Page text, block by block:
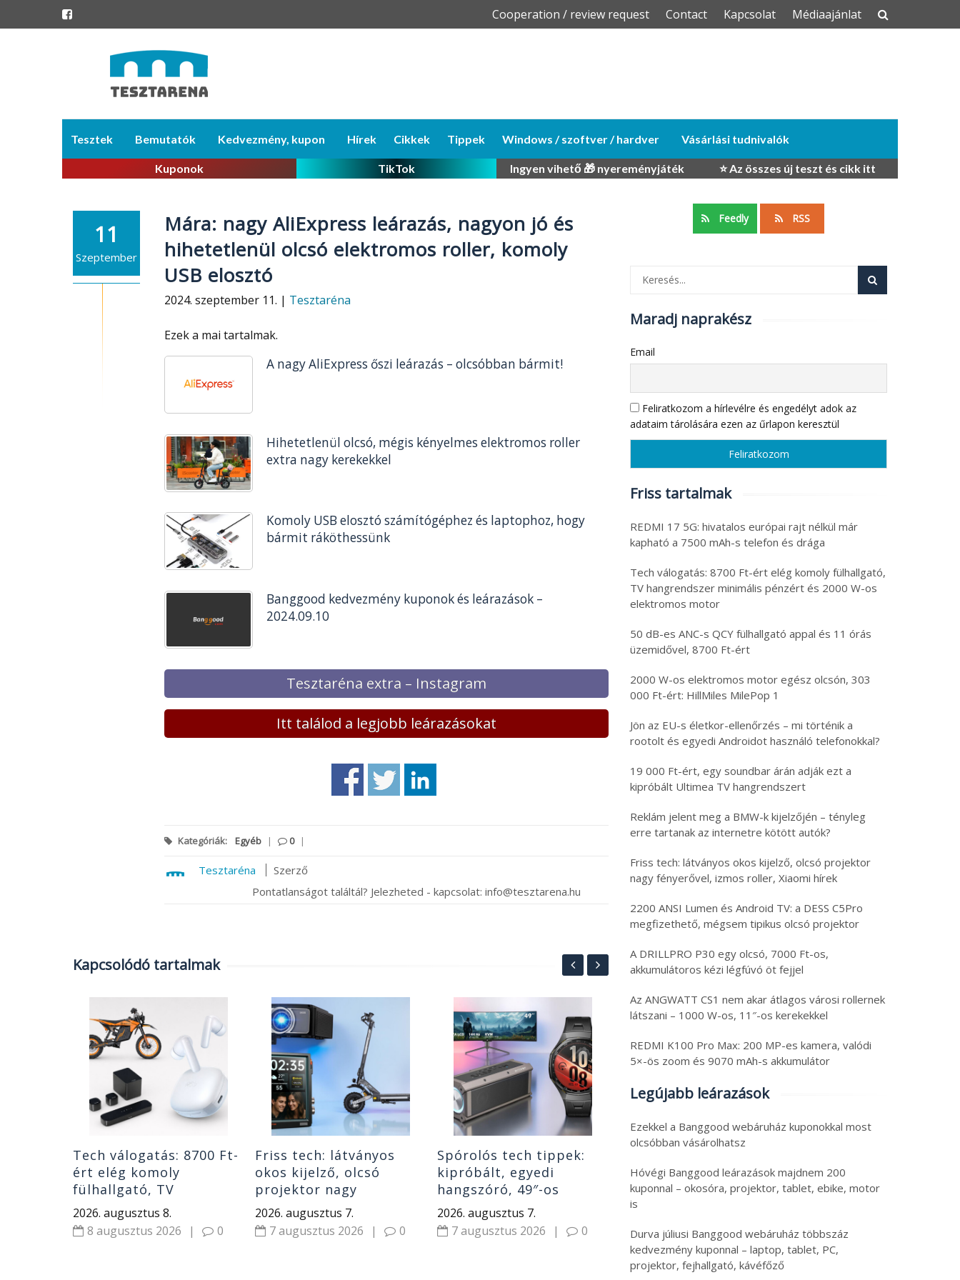
Skip
Cooperation / review request Contact Kapcsolat Médiaajánlat
content
Tesztek Bemutatók Kedvezmény, kupon Hírek Cikkek Tippek Windows / szoftver / hardver Vásárlási tudnivalók
Kuponok TikTok Ingyen vihető 🎁 nyereményjáték ⭐ Az összes új teszt és cikk itt
11
Szeptember
Mára: nagy AliExpress leárazás, nagyon jó és
hihetetlenül olcsó elektromos roller, komoly
USB elosztó
2024. szeptember 11. | Tesztaréna
Ezek a mai tartalmak.
A nagy AliExpress őszi leárazás – olcsóbban bármit!
Hihetetlenül olcsó, mégis kényelmes elektromos roller
extra nagy kerekekkel
Komoly USB elosztó számítógéphez és laptophoz, hogy
bármit ráköthessünk
Banggood kedvezmény kuponok és leárazások –
2024.09.10
Tesztaréna extra – Instagram
Itt találod a legjobb leárazásokat
Kategóriák: Egyéb | 0 |
Tesztaréna
Szerző
Pontatlanságot találtál? Jelezheted - kapcsolat: info@tesztarena.hu
Kapcsolódó tartalmak
Tech válogatás: 8700 Ft-
ért elég komoly
fülhallgató, TV
hangrendszer minimális
pénzért és 2000 W-os
elektromos motor
2026. augusztus 8.
8 augusztus 2026
| 0
Friss tech: látványos
okos kijelző, olcsó
projektor nagy
fényerővel, izmos roller,
Xiaomi hírek
2026. augusztus 7.
7 augusztus 2026
| 0
Spórolós tech tippek:
kipróbált, egyedi
hangszóró, 49″-os
monitor, gyerek okosóra
és Huawei óra
2026. augusztus 7.
7 augusztus 2026
| 0
Tech olcsóság tippek:
tablet, 40 W-os
hangszóró, power bank
6 augusztus 2026 | 0
Tech újdonságok:
kameragyűrűvel,
klipszes fülhallgatók
Feedly RSS
Maradj naprakész
Email
Feliratkozom a hírlevélre és engedélyt adok az
adataim tárolására ezen az űrlapon keresztül
Friss tartalmak
REDMI 17 5G: hivatalos európai rajt nélkül már
kapható a 7500 mAh-s telefon és drága
Tech válogatás: 8700 Ft-ért elég komoly fülhallgató,
TV hangrendszer minimális pénzért és 2000 W-os
elektromos motor
50 dB-es ANC-s QCY fülhallgató appal és 11 órás
üzemidővel, 8700 Ft-ért
2000 W-os elektromos motor egész olcsón, 303
000 Ft-ért: HillMiles MilePop 1
Jön az EU-s életkor-ellenőrzés – mi történik a
rootolt és egyedi Androidot használó telefonokkal?
19 000 Ft-ért, egy soundbar árán adják ezt a
kipróbált Ultimea TV hangrendszert
Reklám jelent meg a BMW-k kijelzőjén – tényleg
erre tartanak az internetre kötött autók?
Friss tech: látványos okos kijelző, olcsó projektor
nagy fényerővel, izmos roller, Xiaomi hírek
2200 ANSI Lumen és Android TV: a DESS C5Pro
megfizethető, mégsem tipikus olcsó projektor
A DRILLPRO P30 egy olcsó, 7000 Ft-os,
akkumulátoros kézi légfúvó öt fejjel
Az ANGWATT CS1 nem akar átlagos városi rollernek
látszani – 1000 W-os, 11″-os kerekekkel
REDMI K100 Pro Max: 200 MP-es kamera, valódi
5×-ös zoom és 9070 mAh-s akkumulátor
Legújabb leárazások
Ezekkel a Banggood webáruház kuponokkal most
olcsóbban vásárolhatsz
Hóvégi Banggood leárazások majdnem 200
kuponnal – okosóra, projektor, tablet, ebike, motor
is
Durva júliusi Banggood webáruház többszáz
kedvezmény kuponnal – laptop, tablet, PC,
projektor, fejhallgató, kávéfőző